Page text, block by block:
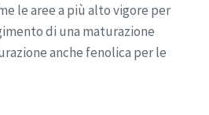
le aree a più alto vigore per
di una maturazione
anche fenolica per le